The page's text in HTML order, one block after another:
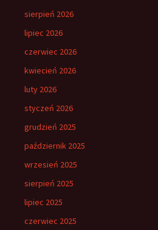
sierpień 2026
lipiec 2026
czerwiec 2026
kwiecień 2026
luty 2026
styczeń 2026
grudzień 2025
październik 2025
wrzesień 2025
sierpień 2025
lipiec 2025
czerwiec 2025